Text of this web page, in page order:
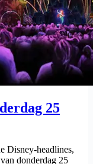
25
Disney-headlines,
donderdag 25